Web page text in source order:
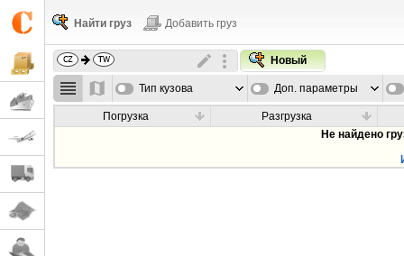
Найти груз Добавить груз
Новый
Тип кузова Доп. параметры
Погрузка
Разгрузка
Не найдено